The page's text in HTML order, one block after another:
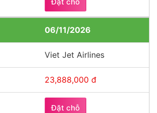
06/11/2026
Viet Jet Airlines
23,888,000 đ
Đặt chỗ